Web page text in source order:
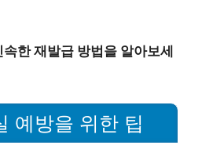
한 재발급 방법을 알아보세
예방을 위한 팁